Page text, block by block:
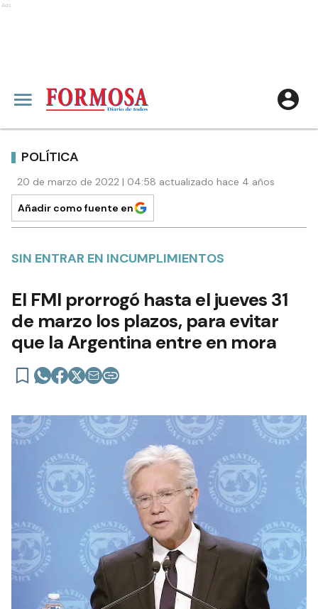
Ads
POLÍTICA
20 de marzo de 2022 | 04:58 actualizado hace 4 años
Añadir como fuente en
SIN ENTRAR EN INCUMPLIMIENTOS
El FMI prorrogó hasta el jueves 31
de marzo los plazos, para evitar
que la Argentina entre en mora